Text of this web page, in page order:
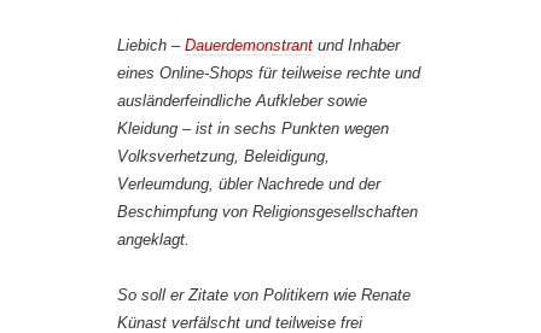
Liebich – Dauerdemonstrant und Inhaber
eines Online-Shops für teilweise rechte und
ausländerfeindliche Aufkleber sowie
Kleidung – ist in sechs Punkten wegen
Volksverhetzung, Beleidigung,
Verleumdung, übler Nachrede und der
Beschimpfung von Religionsgesellschaften
angeklagt.
So soll er Zitate von Politikern wie Renate
Künast verfälscht und teilweise frei